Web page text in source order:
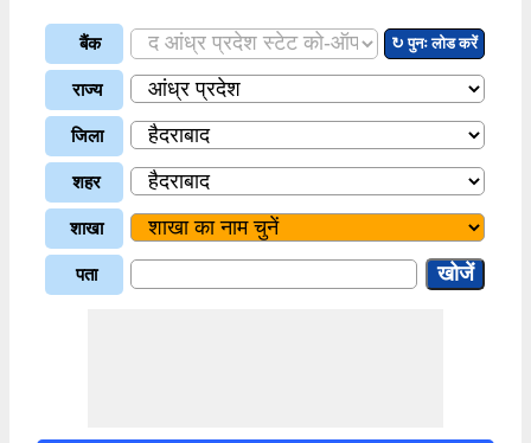
बैंक ↻ पुनः लोड करें
राज्य
जिला
शहर
शाखा
पता